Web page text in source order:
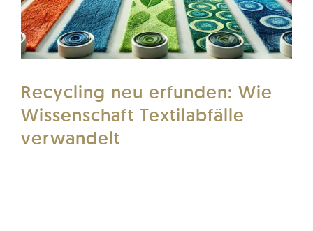
Recycling neu erfunden: Wie
Wissenschaft Textilabfälle
verwandelt